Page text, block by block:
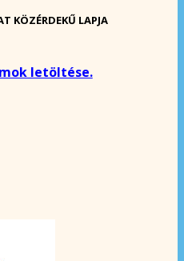
KÖZÉRDEKŰ LAPJA
letöltése.